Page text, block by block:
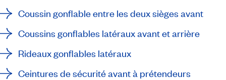
Coussin gonflable entre les deux sièges avant
Coussins gonflables latéraux avant et arrière
Rideaux gonflables latéraux
Ceintures de sécurité avant à prétendeurs